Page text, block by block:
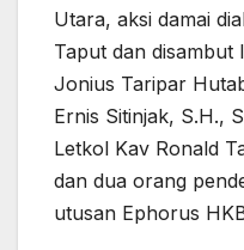
Utara, aksi damai
Taput dan disambut
Jonius Taripar
Ernis Sitinjak, S.H.,
Letkol Kav Ronald
dan dua orang
utusan Ephorus